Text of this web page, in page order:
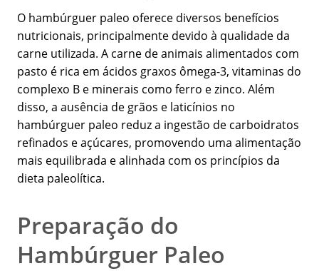
O hambúrguer paleo oferece diversos benefícios
nutricionais, principalmente devido à qualidade da
carne utilizada. A carne de animais alimentados com
pasto é rica em ácidos graxos ômega-3, vitaminas do
complexo B e minerais como ferro e zinco. Além
disso, a ausência de grãos e laticínios no
hambúrguer paleo reduz a ingestão de carboidratos
refinados e açúcares, promovendo uma alimentação
mais equilibrada e alinhada com os princípios da
dieta paleolítica.
Preparação do
Hambúrguer Paleo